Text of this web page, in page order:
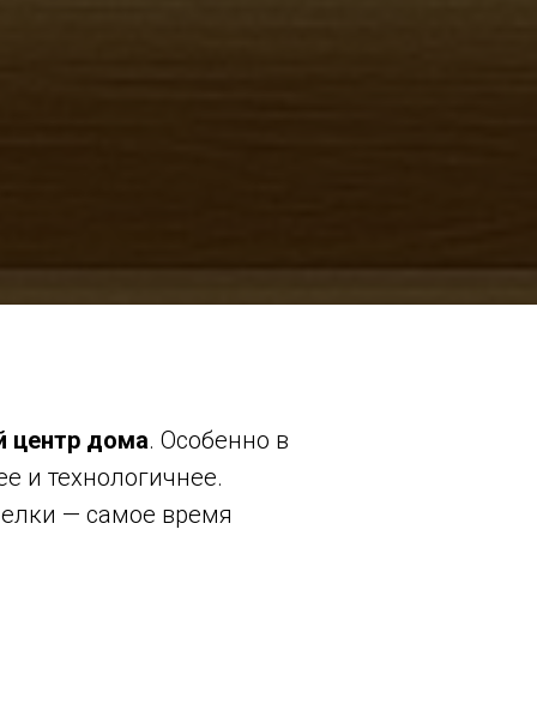
центр дома. Особенно в
и технологичнее.
— самое время